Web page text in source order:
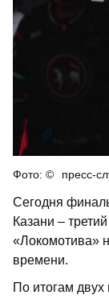
пресс-
Сегодня
Казани –
«Локомотива»
времени.
По итогам